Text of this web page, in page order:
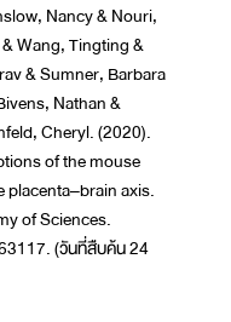
Nancy & Nouri,
Wang, Tingting &
& Sumner, Barbara
Nathan &
Cheryl. (2020).
of the mouse
placenta–brain axis.
of Sciences.
(วันที่สืบค้น 24